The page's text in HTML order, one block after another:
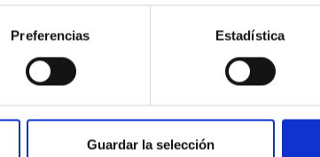
Preferencias Estadística
Guardar la selección